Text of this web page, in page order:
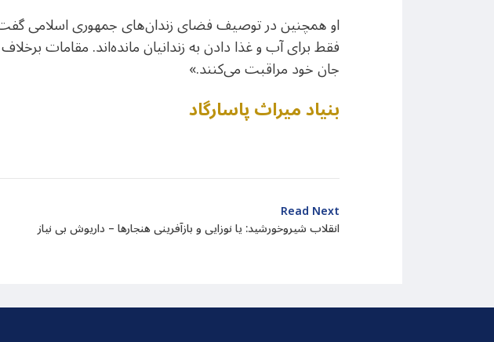
او همچنین در توصیف فضای زندان‌های جمهوری اسلامی گفت:
فقط برای آب و غذا دادن به زندانیان مانده‌اند. مقامات
جان خود مراقبت می‌کنند.»
بنیاد میراث پاسارگاد
Read Next
انقلاب شیروخورشید: یا نوزایی و بازآفرینی هنجارها – داریوش بی نیاز